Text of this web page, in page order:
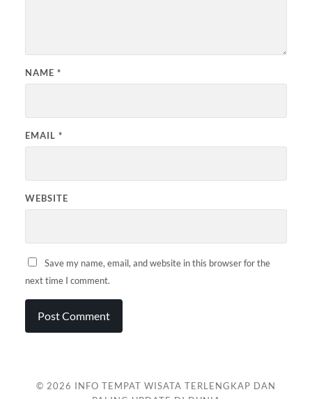
NAME *
EMAIL *
WEBSITE
Save my name, email, and website in this browser for the
next time I comment.
© 2026 INFO TEMPAT WISATA TERLENGKAP DAN